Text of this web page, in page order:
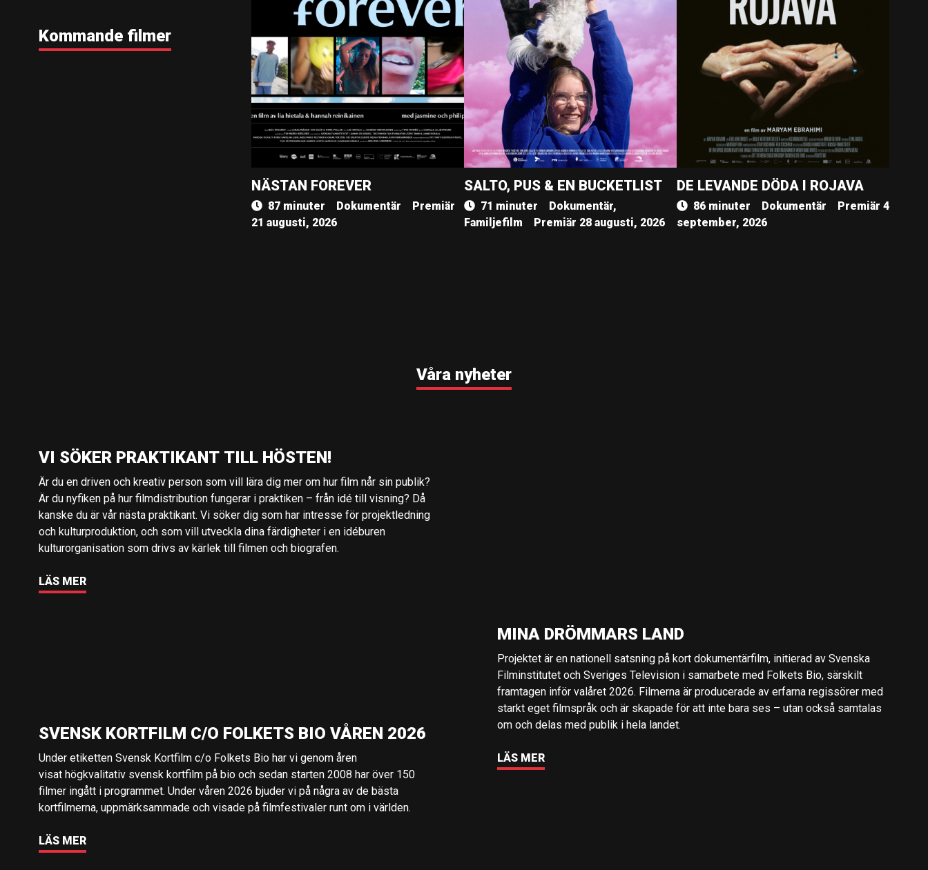
Kommande filmer
NÄSTAN FOREVER
87 minuter Dokumentär
Premiär
21 augusti, 2026
SALTO, PUS & EN BUCKETLIST
71 minuter
Dokumentär,
Familjefilm
Premiär 28 augusti, 2026
DE LEVANDE DÖDA I ROJAVA
86 minuter Dokumentär
Premiär 4
september, 2026
Våra nyheter
VI SÖKER PRAKTIKANT TILL HÖSTEN!
Är du en driven och kreativ person som vill lära dig mer om hur film når sin publik?
Är du nyfiken på hur filmdistribution fungerar i praktiken – från idé till visning? Då
kanske du är vår nästa praktikant. Vi söker dig som har intresse för projektledning
och kulturproduktion, och som vill utveckla dina färdigheter i en idéburen
kulturorganisation som drivs av kärlek till filmen och biografen.
LÄS MER
MINA DRÖMMARS LAND
Projektet är en nationell satsning på kort dokumentärfilm, initierad av Svenska
Filminstitutet och Sveriges Television i samarbete med Folkets Bio, särskilt
framtagen inför valåret 2026. Filmerna är producerade av erfarna regissörer med
starkt eget filmspråk och är skapade för att inte bara ses – utan också samtalas
om och delas med publik i hela landet.
LÄS MER
SVENSK KORTFILM C/O FOLKETS BIO VÅREN 2026
Under etiketten Svensk Kortfilm c/o Folkets Bio har vi genom åren
visat högkvalitativ svensk kortfilm på bio och sedan starten 2008 har över 150
filmer ingått i programmet. Under våren 2026 bjuder vi på några av de bästa
kortfilmerna, uppmärksammade och visade på filmfestivaler runt om i världen.
LÄS MER